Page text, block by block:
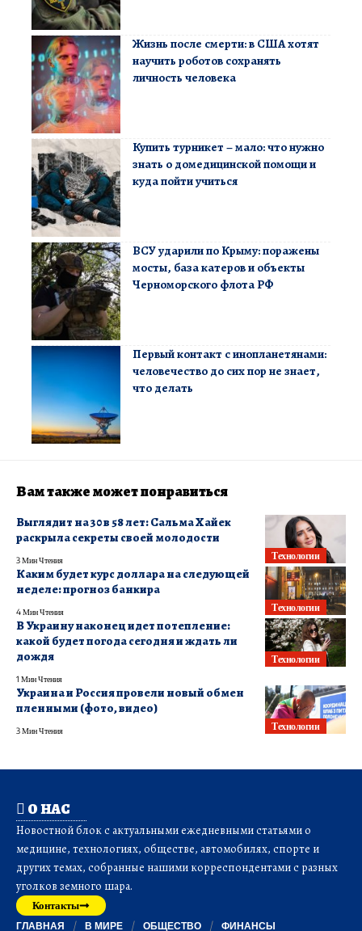
Жизнь после смерти: в США хотят
научить роботов сохранять
личность человека
Купить турникет – мало: что нужно
знать о домедицинской помощи и
куда пойти учиться
ВСУ ударили по Крыму: поражены
мосты, база катеров и объекты
Черноморского флота РФ
Первый контакт с инопланетянами:
человечество до сих пор не знает,
что делать
Вам также может понравиться
Технологии
Выглядит на 30 в 58 лет: Сальма Хайек
раскрыла секреты своей молодости
3 Мин Чтения
Технологии
Каким будет курс доллара на следующей
неделе: прогноз банкира
4 Мин Чтения
Технологии
В Украину наконец идет потепление:
какой будет погода сегодня и ждать ли
дождя
1 Мин Чтения
Технологии
Украина и Россия провели новый обмен
пленными (фото, видео)
3 Мин Чтения
О НАС
Новостной блок с актуальными ежедневными статьями о
медицине, технологиях, обществе, автомобилях, спорте и
других темах, собранные нашими корреспондентами с разных
уголков земного шара.
Контакты
ГЛАВНАЯ В МИРЕ ОБЩЕСТВО ФИНАНСЫ